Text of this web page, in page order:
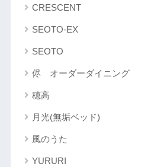
CRESCENT
SEOTO-EX
SEOTO
侭 オーダーダイニング
穂高
月光(無垢ベッド)
風のうた
YURURI